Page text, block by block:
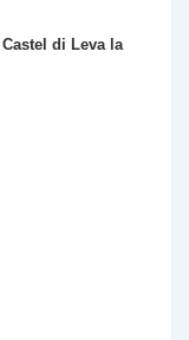
Castel di Levala